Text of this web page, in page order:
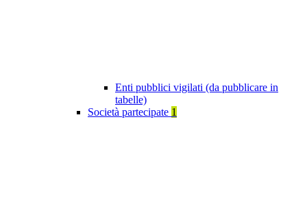
Enti pubblici vigilati (da pubblicare in
tabelle)
Società partecipate 1